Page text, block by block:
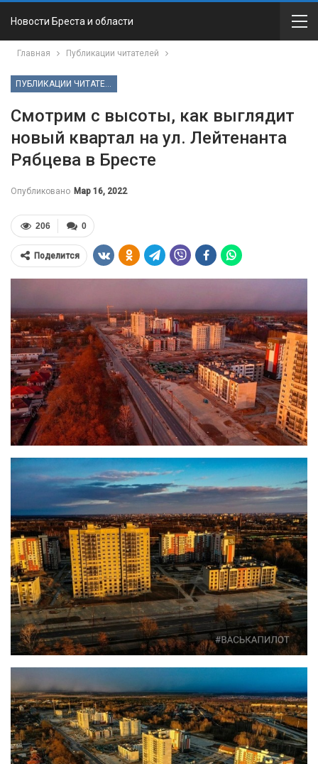
Новости Бреста и области
Главная Публикации читателей
ПУБЛИКАЦИИ ЧИТАТЕЛЕЙ
Смотрим с высоты, как выглядит
новый квартал на ул. Лейтенанта
Рябцева в Бресте
Опубликовано Мар 16, 2022
0
206
Поделится